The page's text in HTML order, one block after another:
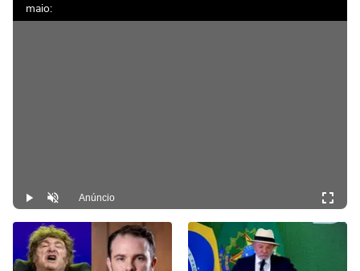
maio:
Play DesmutarAnúncio